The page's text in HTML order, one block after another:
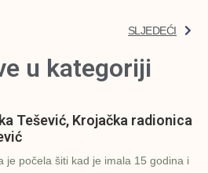
SLJEDEĆI
u kategoriji
Tešević, Krojačka radionica
je počela šiti kad je imala 15 godina i